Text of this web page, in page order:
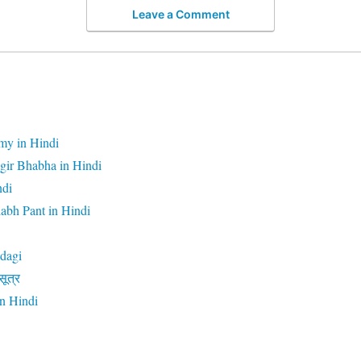
Leave a Comment
in Hindi
Bhabha in Hindi
Pant in Hindi
Hindi